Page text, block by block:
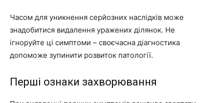
Часом для уникнення серйозних наслідків може
знадобитися видалення уражених ділянок. Не
ігноруйте ці симптоми – своєчасна діагностика
допоможе зупинити розвиток патології.
Перші ознаки захворювання